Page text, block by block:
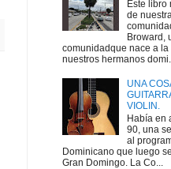
Este libro
de
Broward,
comunidadque nace a la
nuestros hermanos domi...
UNA
VIOLIN.
Había en
90, una
al
Dominicano que luego
Gran Domingo. La Co...